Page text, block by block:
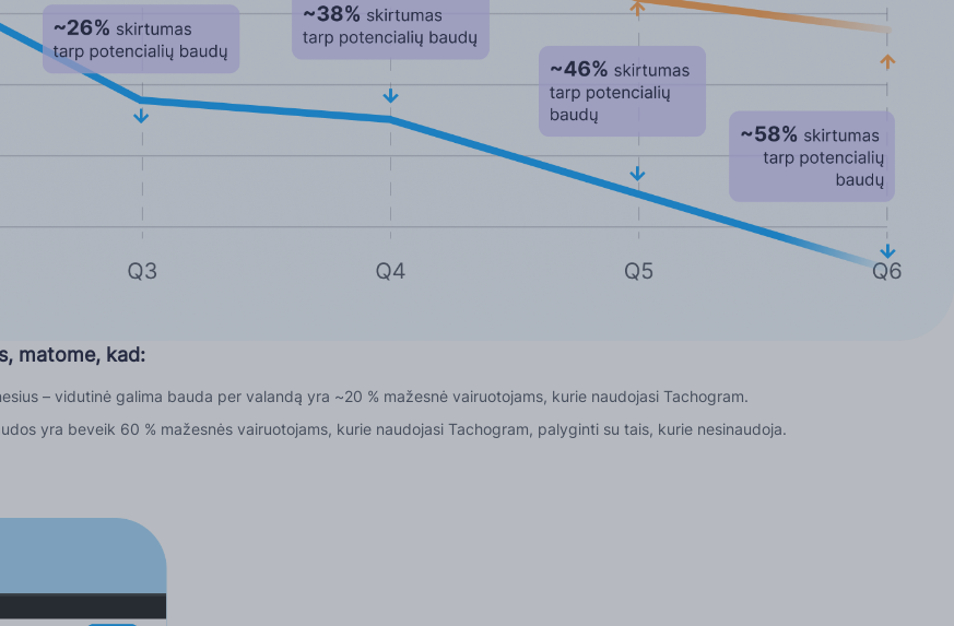
matome, kad:
– vidutinė galima bauda per valandą yra ~20 % mažesnė vairuotojams, kurie naudojasi Tachogram.
yra beveik 60 % mažesnės vairuotojams, kurie naudojasi Tachogram, palyginti su tais, kurie nesinaudoja.